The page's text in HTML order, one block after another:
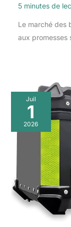
5 minutes de
Le marché des
aux promesses
Juil
1
2026